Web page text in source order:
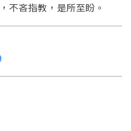
不吝指教，是所至盼。